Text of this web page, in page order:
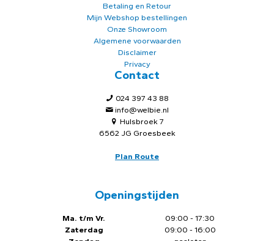
Betaling en Retour
Mijn Webshop bestellingen
Onze Showroom
Algemene voorwaarden
Disclaimer
Privacy
Contact
024 397 43 88
info@welbie.nl
Hulsbroek 7
6562 JG Groesbeek
Plan Route
Openingstijden
Ma. t/m Vr.
Zaterdag
09:00 - 17:30
09:00 - 16:00